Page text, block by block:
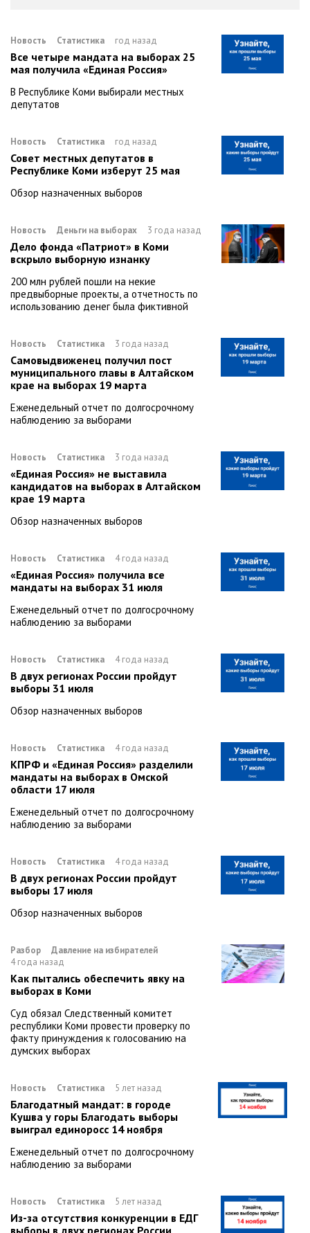
Новость Статистика год назад
Все четыре мандата на выборах 25
мая получила «Единая Россия»
В Республике Коми выбирали местных
депутатов
Новость Статистика год назад
Совет местных депутатов в
Республике Коми изберут 25 мая
Обзор назначенных выборов
Новость Деньги на выборах 3 года назад
Дело фонда «Патриот» в Коми
вскрыло выборную изнанку
200 млн рублей пошли на некие
предвыборные проекты, а отчетность по
использованию денег была фиктивной
Новость Статистика 3 года назад
Самовыдвиженец получил пост
муниципального главы в Алтайском
крае на выборах 19 марта
Еженедельный отчет по долгосрочному
наблюдению за выборами
Новость Статистика 3 года назад
«Единая Россия» не выставила
кандидатов на выборах в Алтайском
крае 19 марта
Обзор назначенных выборов
Новость Статистика 4 года назад
«Единая Россия» получила все
мандаты на выборах 31 июля
Еженедельный отчет по долгосрочному
наблюдению за выборами
Новость Статистика 4 года назад
В двух регионах России пройдут
выборы 31 июля
Обзор назначенных выборов
Новость Статистика 4 года назад
КПРФ и «Единая Россия» разделили
мандаты на выборах в Омской
области 17 июля
Еженедельный отчет по долгосрочному
наблюдению за выборами
Новость Статистика 4 года назад
В двух регионах России пройдут
выборы 17 июля
Обзор назначенных выборов
Разбор
Давление на избирателей
4 года назад
Как пытались обеспечить явку на
выборах в Коми
Суд обязал Следственный комитет
республики Коми провести проверку по
факту принуждения к голосованию на
думских выборах
Новость Статистика 5 лет назад
Благодатный мандат: в городе
Кушва у горы Благодать выборы
выиграл единоросс 14 ноября
Еженедельный отчет по долгосрочному
наблюдению за выборами
Новость Статистика 5 лет назад
Из-за отсутствия конкуренции в ЕДГ
выборы в двух регионах России